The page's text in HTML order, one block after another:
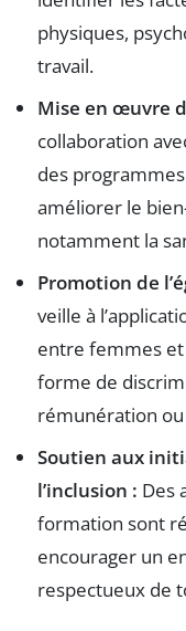
physiques,
travail.
Mise en œuvre
collaboration
des
améliorer le
notamment la
Promotion de
veille à
entre femmes
forme de
rémunération
Soutien aux
l’inclusion : Des
formation sont
encourager un
respectueux de